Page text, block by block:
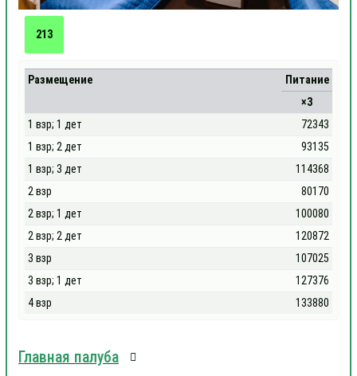
213
Размещение
Питание
×3
1 взр; 1 дет
72343
1 взр; 2 дет
93135
1 взр; 3 дет
114368
2 взр
80170
2 взр; 1 дет
100080
2 взр; 2 дет
120872
3 взр
107025
3 взр; 1 дет
127376
4 взр
133880
Главная палуба